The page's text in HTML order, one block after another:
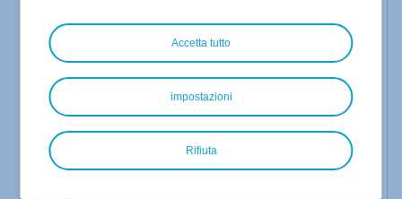
quello desiderato.
Si apre il Cloud Panel.
Accetta tutto
Rifiuta
impostazioni